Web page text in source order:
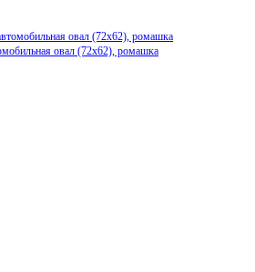
овал (72х62), ромашка